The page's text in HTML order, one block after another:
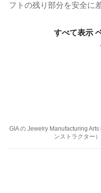
フトの残り部分を安全に
すべて表示
GIA の Jewelry Manufacturing
ンストラクター